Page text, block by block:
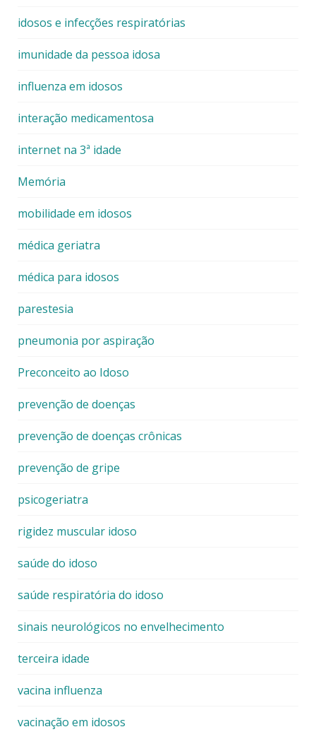
idosos e infecções respiratórias
imunidade da pessoa idosa
influenza em idosos
interação medicamentosa
internet na 3ª idade
Memória
mobilidade em idosos
médica geriatra
médica para idosos
parestesia
pneumonia por aspiração
Preconceito ao Idoso
prevenção de doenças
prevenção de doenças crônicas
prevenção de gripe
psicogeriatra
rigidez muscular idoso
saúde do idoso
saúde respiratória do idoso
sinais neurológicos no envelhecimento
terceira idade
vacina influenza
vacinação em idosos